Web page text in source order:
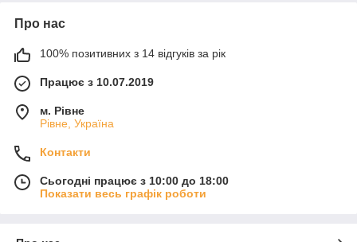
Про нас
100% позитивних з 14 відгуків за рік
Працює з 10.07.2019
м. Рівне
Рівне, Україна
Контакти
Сьогодні працює з 10:00 до 18:00
Показати весь графік роботи